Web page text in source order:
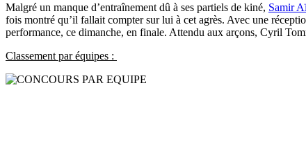
Malgré un manque d’entraînement dû à ses partiels de kiné, Samir
fois montré qu’il fallait compter sur lui à cet agrès. Avec une
performance, ce dimanche, en finale. Attendu aux arçons, Cyril
Classement par équipes :